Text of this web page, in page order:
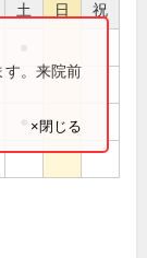
土 日 祝
す。来院前
×閉じる